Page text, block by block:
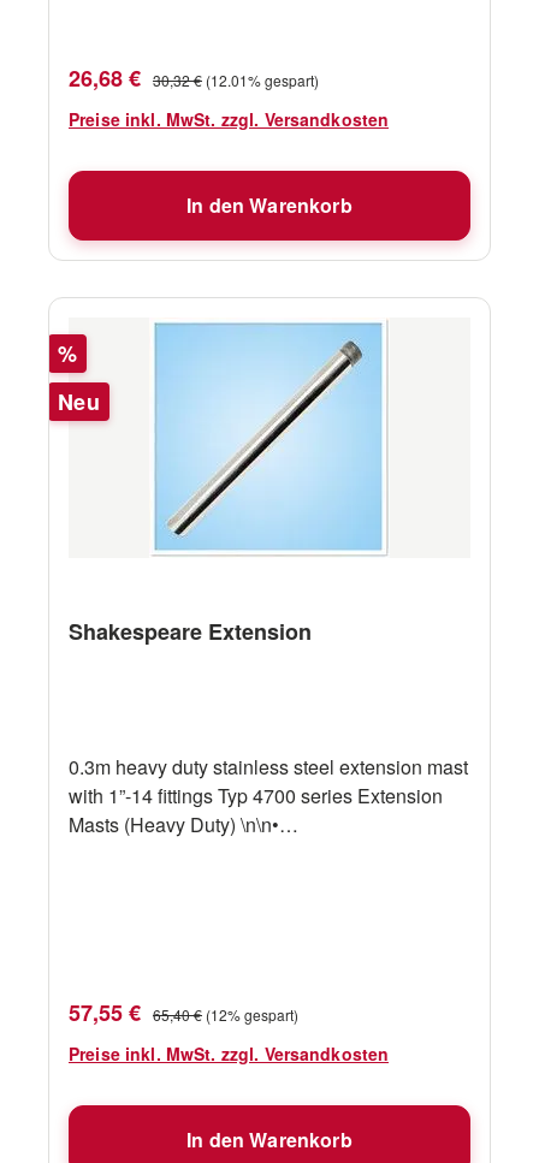
Verkaufspreis:
26,68 € Regulärer Preis:
30,32 € (12.01% gespart)
Preise inkl. MwSt. zzgl. Versandkosten
In den Warenkorb
Rabatt
%
Neu
Shakespeare Extension
0.3m heavy duty stainless steel extension mast
with 1”-14 fittings Typ 4700 series Extension
Masts (Heavy Duty) \n\n•
1 Sektion
Verkaufspreis:
57,55 € Regulärer Preis:
65,40 € (12% gespart)
Preise inkl. MwSt. zzgl. Versandkosten
In den Warenkorb